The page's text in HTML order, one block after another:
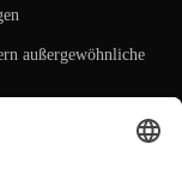
außergewöhnliche